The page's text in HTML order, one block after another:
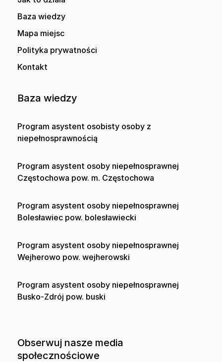
Baza wiedzy
Mapa miejsc
Polityka prywatności
Kontakt
Baza wiedzy
Program asystent osobisty osoby z
niepełnosprawnością
Program asystent osoby niepełnosprawnej
Częstochowa pow. m. Częstochowa
Program asystent osoby niepełnosprawnej
Bolesławiec pow. bolesławiecki
Program asystent osoby niepełnosprawnej
Wejherowo pow. wejherowski
Program asystent osoby niepełnosprawnej
Busko-Zdrój pow. buski
Obserwuj nasze media
społecznościowe